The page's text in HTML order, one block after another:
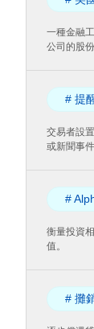
一種金融
公司的股份
# 提
交易者設
或新聞事件
#
衡量投資
值。
# 攤